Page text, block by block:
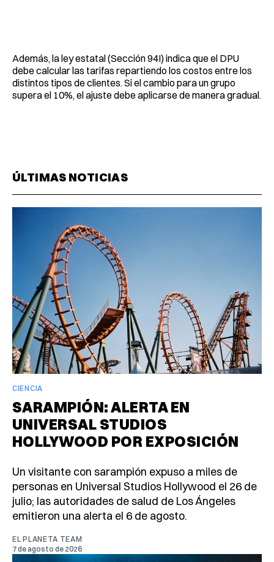
Además, la ley estatal (Sección 94I) indica que el DPU
debe calcular las tarifas repartiendo los costos entre los
distintos tipos de clientes. Si el cambio para un grupo
supera el 10%, el ajuste debe aplicarse de manera gradual.
ÚLTIMAS NOTICIAS
CIENCIA
SARAMPIÓN: ALERTA EN
UNIVERSAL STUDIOS
HOLLYWOOD POR EXPOSICIÓN
Un visitante con sarampión expuso a miles de
personas en Universal Studios Hollywood el 26 de
julio; las autoridades de salud de Los Ángeles
emitieron una alerta el 6 de agosto.
EL PLANETA TEAM
7 de agosto de 2026